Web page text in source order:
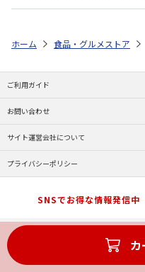
カ
ホーム 食品・グルメストア
ご利用ガイド
お問い合わせ
サイト運営会社について
プライバシーポリシー
SNSでお得な情報発信中
Copyright (C) JAPAN